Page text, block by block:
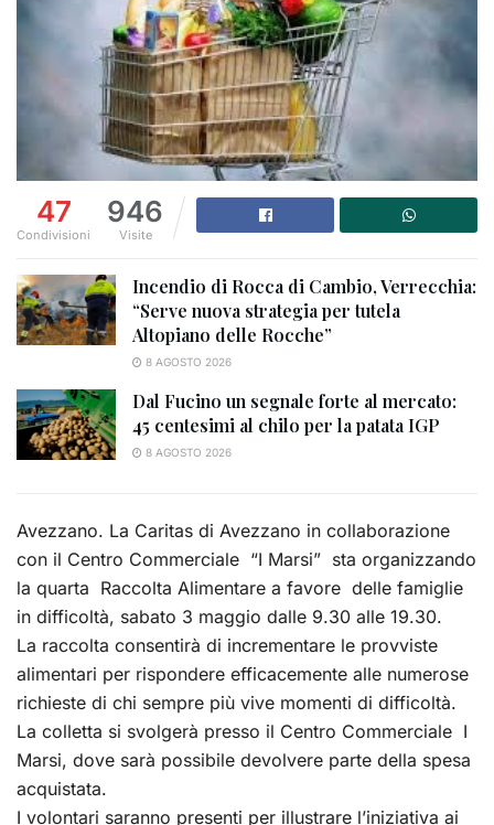
47
Condivisioni
946
Visite
Incendio di Rocca di Cambio, Verrecchia:
“Serve nuova strategia per tutela
Altopiano delle Rocche”
8 AGOSTO 2026
Dal Fucino un segnale forte al mercato:
45 centesimi al chilo per la patata IGP
8 AGOSTO 2026
Avezzano. La Caritas di Avezzano in collaborazione
con il Centro Commerciale “I Marsi” sta organizzando
la quarta Raccolta Alimentare a favore delle famiglie
in difficoltà, sabato 3 maggio dalle 9.30 alle 19.30.
La raccolta consentirà di incrementare le provviste
alimentari per rispondere efficacemente alle numerose
richieste di chi sempre più vive momenti di difficoltà.
La colletta si svolgerà presso il Centro Commerciale I
Marsi, dove sarà possibile devolvere parte della spesa
acquistata.
I volontari saranno presenti per illustrare l’iniziativa ai